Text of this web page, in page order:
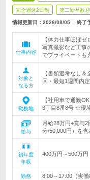
完全週休2日制 第二新卒歓迎
情報更新日：2026/08/05 終了
仕事内容
【体力仕事ほぼ
写真撮影など工事
でプライベートも
対象と
なる方
【書類選考なし
回・最短1週間内
勤務地
【社用車で通勤
3丁目8番8号 ☆現
給与
月給28万円+賞与
分/50,000円）を
初年度
年収
400万円～500万円
勤務
8:00～17:00（実